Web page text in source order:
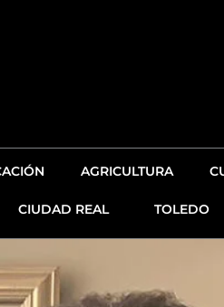
AGRICULTURA
CIUDAD REAL TOLEDO